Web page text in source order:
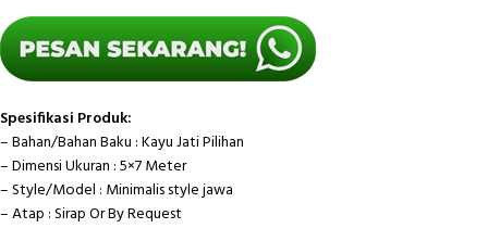
Spesifikasi Produk:
– Bahan/Bahan Baku : Kayu Jati Pilihan
– Dimensi Ukuran : 5×7 Meter
– Style/Model : Minimalis style jawa
– Atap : Sirap Or By Request